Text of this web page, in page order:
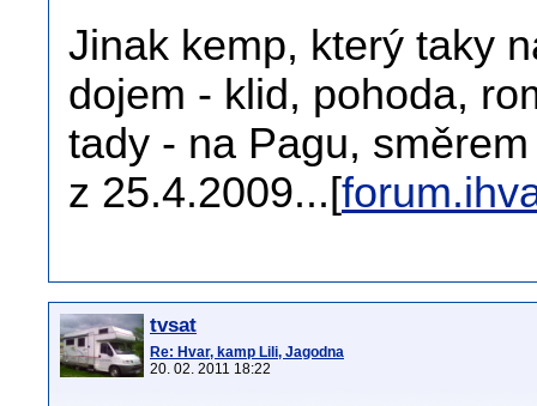
Jinak kemp, který taky
dojem - klid, pohoda,
tady - na Pagu,
z 25.4.2009...[
tvsat
Re: Hvar, kamp Lili, Jagodna
20. 02. 2011 18:22